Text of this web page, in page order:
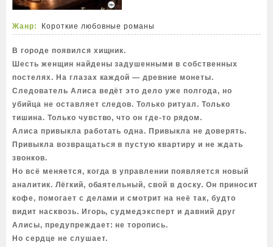
Жанр: Короткие любовные романы
В городе появился хищник.
Шесть женщин найдены задушенными в собственных
постелях. На глазах каждой — древние монеты.
Следователь Алиса ведёт это дело уже полгода, но
убийца не оставляет следов. Только ритуал. Только
тишина. Только чувство, что он где-то рядом.
Алиса привыкла работать одна. Привыкла не доверять.
Привыкла возвращаться в пустую квартиру и не ждать
звонков.
Но всё меняется, когда в управлении появляется новый
аналитик. Лёгкий, обаятельный, свой в доску. Он приносит
кофе, помогает с делами и смотрит на неё так, будто
видит насквозь. Игорь, судмедэксперт и давний друг
Алисы, предупреждает: не торопись.
Но сердце не слушает.